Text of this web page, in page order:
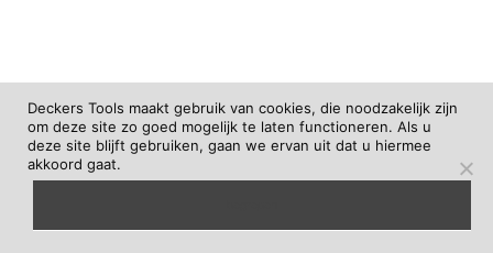
Deckers Tools maakt gebruik van cookies, die noodzakelijk zijn
om deze site zo goed mogelijk te laten functioneren. Als u
deze site blijft gebruiken, gaan we ervan uit dat u hiermee
akkoord gaat.